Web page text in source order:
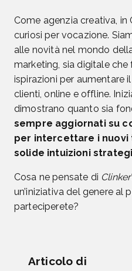
Come agenzia creativa, in
curiosi per vocazione.
alle novità nel mondo
marketing, sia digitale
ispirazioni per aumentare
clienti, online e offline.
dimostrano quanto sia
sempre aggiornati su
per intercettare i nuovi
solide intuizioni
Cosa ne pensate di Clinker
un’iniziativa del genere al
parteciperete?
Articolo di